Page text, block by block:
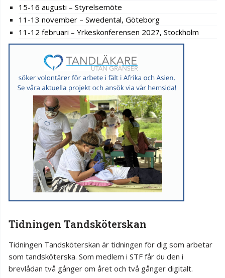
15-16 augusti – Styrelsemöte
11-13 november – Swedental, Göteborg
11-12 februari – Yrkeskonferensen 2027, Stockholm
Tidningen Tandsköterskan
Tidningen Tandsköterskan är tidningen för dig som arbetar
som tandsköterska. Som medlem i STF får du den i
brevlådan två gånger om året och två gånger digitalt.